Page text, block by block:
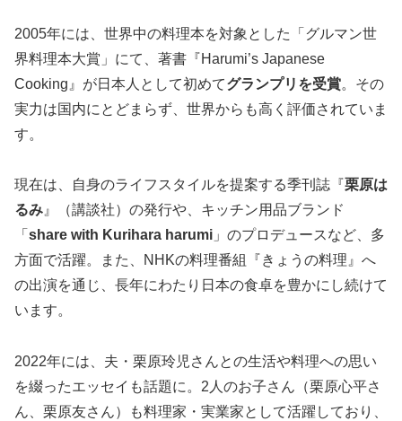
2005年には、世界中の料理本を対象とした「グルマン世
界料理本大賞」にて、著書『Harumi’s Japanese
Cooking』が日本人として初めてグランプリを受賞。その
実力は国内にとどまらず、世界からも高く評価されていま
す。
現在は、自身のライフスタイルを提案する季刊誌『 栗原は
るみ』（講談社）の発行や、キッチン用品ブランド
「 share with Kurihara harumi 」のプロデュースなど、多
方面で活躍。また、NHKの料理番組『きょうの料理』へ
の出演を通じ、長年にわたり日本の食卓を豊かにし続けて
います。
2022年には、夫・栗原玲児さんとの生活や料理への思い
を綴ったエッセイも話題に。2人のお子さん（栗原心平さ
ん、栗原友さん）も料理家・実業家として活躍しており、